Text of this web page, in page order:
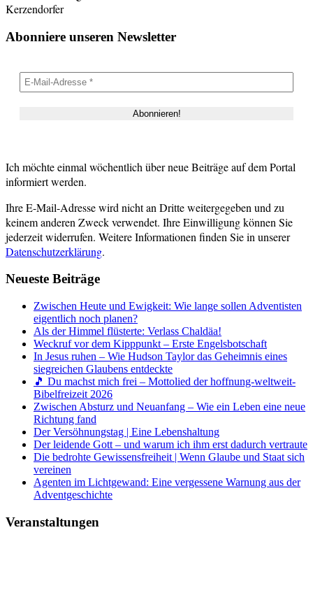
Kerzendorfer
Abonniere unseren Newsletter
Ich möchte einmal wöchentlich über neue Beiträge auf dem Portal
informiert werden.
Ihre E-Mail-Adresse wird nicht an Dritte weitergegeben und zu
keinem anderen Zweck verwendet. Ihre Einwilligung können Sie
jederzeit widerrufen. Weitere Informationen finden Sie in unserer
Datenschutzerklärung.
Neueste Beiträge
Zwischen Heute und Ewigkeit: Wie lange sollen Adventisten
eigentlich noch planen?
Als der Himmel flüsterte: Verlass Chaldäa!
Weckruf vor dem Kipppunkt – Erste Engelsbotschaft
In Jesus ruhen – Wie Hudson Taylor das Geheimnis eines
siegreichen Glaubens entdeckte
🎵 Du machst mich frei – Mottolied der hoffnung-weltweit-
Bibelfreizeit 2026
Zwischen Absturz und Neuanfang – Wie ein Leben eine neue
Richtung fand
Der Versöhnungstag | Eine Lebenshaltung
Der leidende Gott – und warum ich ihm erst dadurch vertraute
Die bedrohte Gewissensfreiheit | Wenn Glaube und Staat sich
vereinen
Agenten im Lichtgewand: Eine vergessene Warnung aus der
Adventgeschichte
Veranstaltungen